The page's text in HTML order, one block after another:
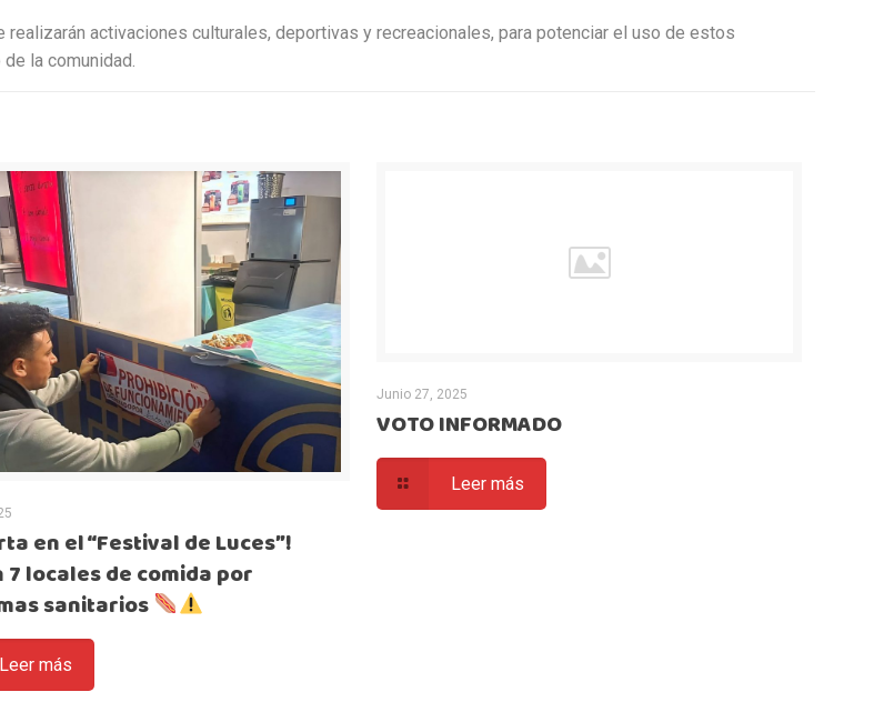
activaciones culturales, deportivas y recreacionales, para potenciar el uso de estos
la comunidad.
en el “Festival de Luces”!
7 locales de comida por
sanitarios
Leer más
Junio 27, 2025
VOTO INFORMADO
Leer más